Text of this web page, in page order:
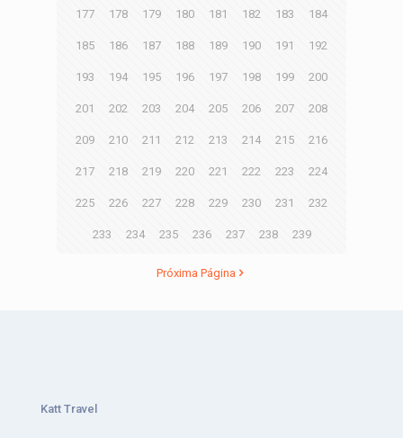
177 178 179 180 181 182 183 184
185 186 187 188 189 190 191 192
193 194 195 196 197 198 199 200
201 202 203 204 205 206 207 208
209 210 211 212 213 214 215 216
217 218 219 220 221 222 223 224
225 226 227 228 229 230 231 232
233 234 235 236 237 238 239
Próxima Página
Katt Travel